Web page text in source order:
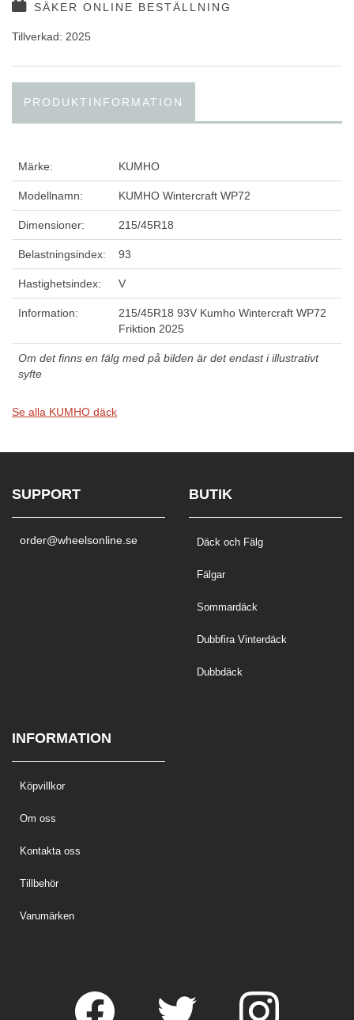
SÄKER ONLINE BESTÄLLNING
Tillverkad: 2025
PRODUKTINFORMATION
Märke: KUMHO
Modellnamn: KUMHO Wintercraft WP72
Dimensioner: 215/45R18
Belastningsindex: 93
Hastighetsindex: V
Information:
215/45R18 93V Kumho Wintercraft WP72
Friktion 2025
Om det finns en fälg med på bilden är det endast i illustrativt
syfte
Se alla KUMHO däck
SUPPORT
order@wheelsonline.se
BUTIK
Däck och Fälg
Fälgar
Sommardäck
Dubbfira Vinterdäck
Dubbdäck
INFORMATION
Köpvillkor
Om oss
Kontakta oss
Tillbehör
Varumärken